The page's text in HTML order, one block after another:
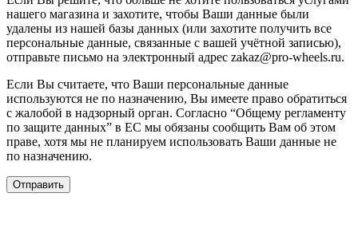
нашего магазина и захотите, чтобы Ваши данные были
удалены из нашей базы данных (или захотите получить все
персональные данные, связанные с вашей учётной записью),
отправьте письмо на электронный адрес zakaz@pro-wheels.ru.
Если Вы считаете, что Ваши персональные данные
используются не по назначению, Вы имеете право обратиться
с жалобой в надзорный орган. Согласно “Общему регламенту
по защите данных” в ЕС мы обязаны сообщить Вам об этом
праве, хотя мы не планируем использовать Ваши данные не
по назначению.
Отправить